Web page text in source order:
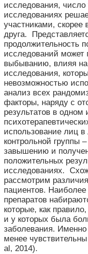
исследования, число
исследованиях
участниками, скорее
друга.
продолжительность
исследований
выбыванию, влияя
исследования,
невозможностью
анализ всех
факторы, наряду с
результатов в одном
использование лиц
контрольной группы
завышению и
положительных
исследованиях.
рассмотрим
пациентов.
препаратов
которые, как
и у которых была
заболевания.
менее
al, 2014).